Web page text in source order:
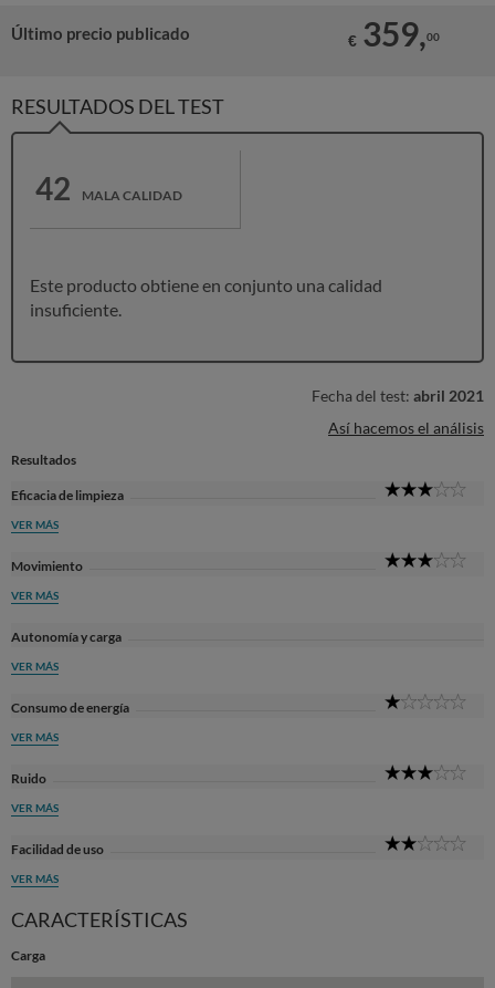
Último precio publicado € 359,00
RESULTADOS DEL TEST
42 MALA CALIDAD
Este producto obtiene en conjunto una calidad
insuficiente.
Fecha del test: abril 2021
Así hacemos el análisis
Resultados
Eficacia de limpieza
VER MÁS
Movimiento
VER MÁS
Autonomía y carga
VER MÁS
Consumo de energía
VER MÁS
Ruido
VER MÁS
Facilidad de uso
VER MÁS
CARACTERÍSTICAS
Carga